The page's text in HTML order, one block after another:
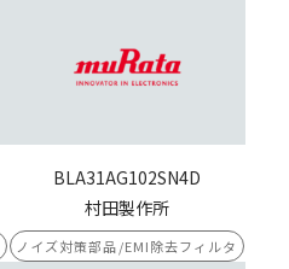
BLA31AG102SN4D
村田製作所
ノイズ対策部品/EMI除去フィルタ